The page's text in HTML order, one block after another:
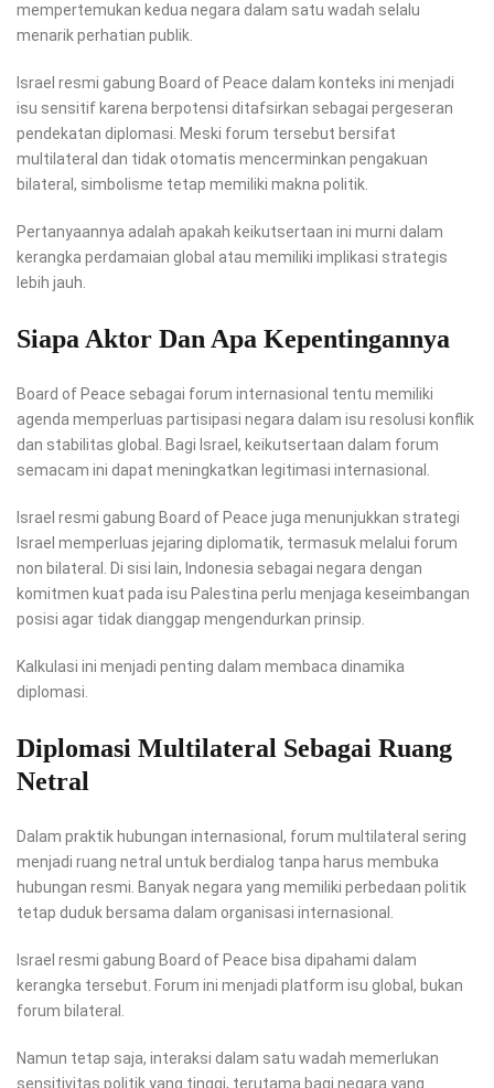
mempertemukan kedua negara dalam satu wadah selalu
menarik perhatian publik.
Israel resmi gabung Board of Peace dalam konteks ini menjadi
isu sensitif karena berpotensi ditafsirkan sebagai pergeseran
pendekatan diplomasi. Meski forum tersebut bersifat
multilateral dan tidak otomatis mencerminkan pengakuan
bilateral, simbolisme tetap memiliki makna politik.
Pertanyaannya adalah apakah keikutsertaan ini murni dalam
kerangka perdamaian global atau memiliki implikasi strategis
lebih jauh.
Siapa Aktor Dan Apa Kepentingannya
Board of Peace sebagai forum internasional tentu memiliki
agenda memperluas partisipasi negara dalam isu resolusi konflik
dan stabilitas global. Bagi Israel, keikutsertaan dalam forum
semacam ini dapat meningkatkan legitimasi internasional.
Israel resmi gabung Board of Peace juga menunjukkan strategi
Israel memperluas jejaring diplomatik, termasuk melalui forum
non bilateral. Di sisi lain, Indonesia sebagai negara dengan
komitmen kuat pada isu Palestina perlu menjaga keseimbangan
posisi agar tidak dianggap mengendurkan prinsip.
Kalkulasi ini menjadi penting dalam membaca dinamika
diplomasi.
Diplomasi Multilateral Sebagai Ruang
Netral
Dalam praktik hubungan internasional, forum multilateral sering
menjadi ruang netral untuk berdialog tanpa harus membuka
hubungan resmi. Banyak negara yang memiliki perbedaan politik
tetap duduk bersama dalam organisasi internasional.
Israel resmi gabung Board of Peace bisa dipahami dalam
kerangka tersebut. Forum ini menjadi platform isu global, bukan
forum bilateral.
Namun tetap saja, interaksi dalam satu wadah memerlukan
sensitivitas politik yang tinggi, terutama bagi negara yang